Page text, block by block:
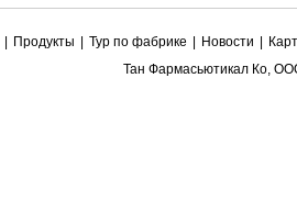
Продукты Тур по фабрике Новости
Тан Фармасьютикал Ко,